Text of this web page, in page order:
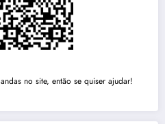
no site, então se quiser ajudar!